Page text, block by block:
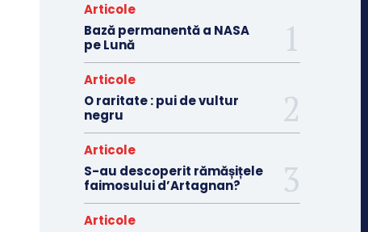
Articole
Bază permanentă a NASA
pe Lună
Articole
O raritate : pui de vultur
negru
Articole
S-au descoperit rămășițele
faimosului d’Artagnan?
Articole